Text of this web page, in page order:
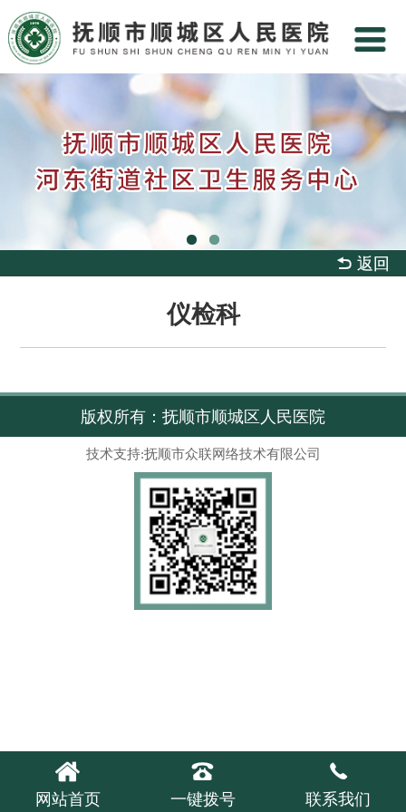
 返回
仪检科
版权所有：抚顺市顺城区人民医院
技术支持:抚顺市众联网络技术有限公司

网站首页

一键拨号

联系我们